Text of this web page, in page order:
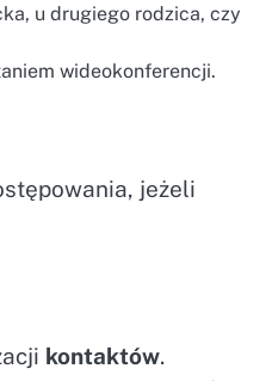
u drugiego rodzica, czy
wideokonferencji.
jeżeli
kontaktów.